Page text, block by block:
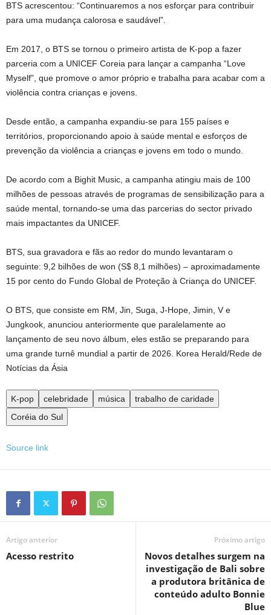
BTS acrescentou: “Continuaremos a nos esforçar para contribuir
para uma mudança calorosa e saudável”.
Em 2017, o BTS se tornou o primeiro artista de K-pop a fazer
parceria com a UNICEF Coreia para lançar a campanha “Love
Myself”, que promove o amor próprio e trabalha para acabar com a
violência contra crianças e jovens.
Desde então, a campanha expandiu-se para 155 países e
territórios, proporcionando apoio à saúde mental e esforços de
prevenção da violência a crianças e jovens em todo o mundo.
De acordo com a Bighit Music, a campanha atingiu mais de 100
milhões de pessoas através de programas de sensibilização para a
saúde mental, tornando-se uma das parcerias do sector privado
mais impactantes da UNICEF.
BTS, sua gravadora e fãs ao redor do mundo levantaram o
seguinte: 9,2 bilhões de won (S$ 8,1 milhões) – aproximadamente
15 por cento do Fundo Global de Proteção à Criança do UNICEF.
O BTS, que consiste em RM, Jin, Suga, J-Hope, Jimin, V e
Jungkook, anunciou anteriormente que paralelamente ao
lançamento de seu novo álbum, eles estão se preparando para
uma grande turnê mundial a partir de 2026. Korea Herald/Rede de
Notícias da Ásia
K-pop celebridade música
trabalho de caridade
Coréia do Sul
Source link
Artigo anterior
Acesso restrito
Próximo artigo
Novos detalhes surgem na
investigação de Bali sobre
a produtora britânica de
conteúdo adulto Bonnie
Blue